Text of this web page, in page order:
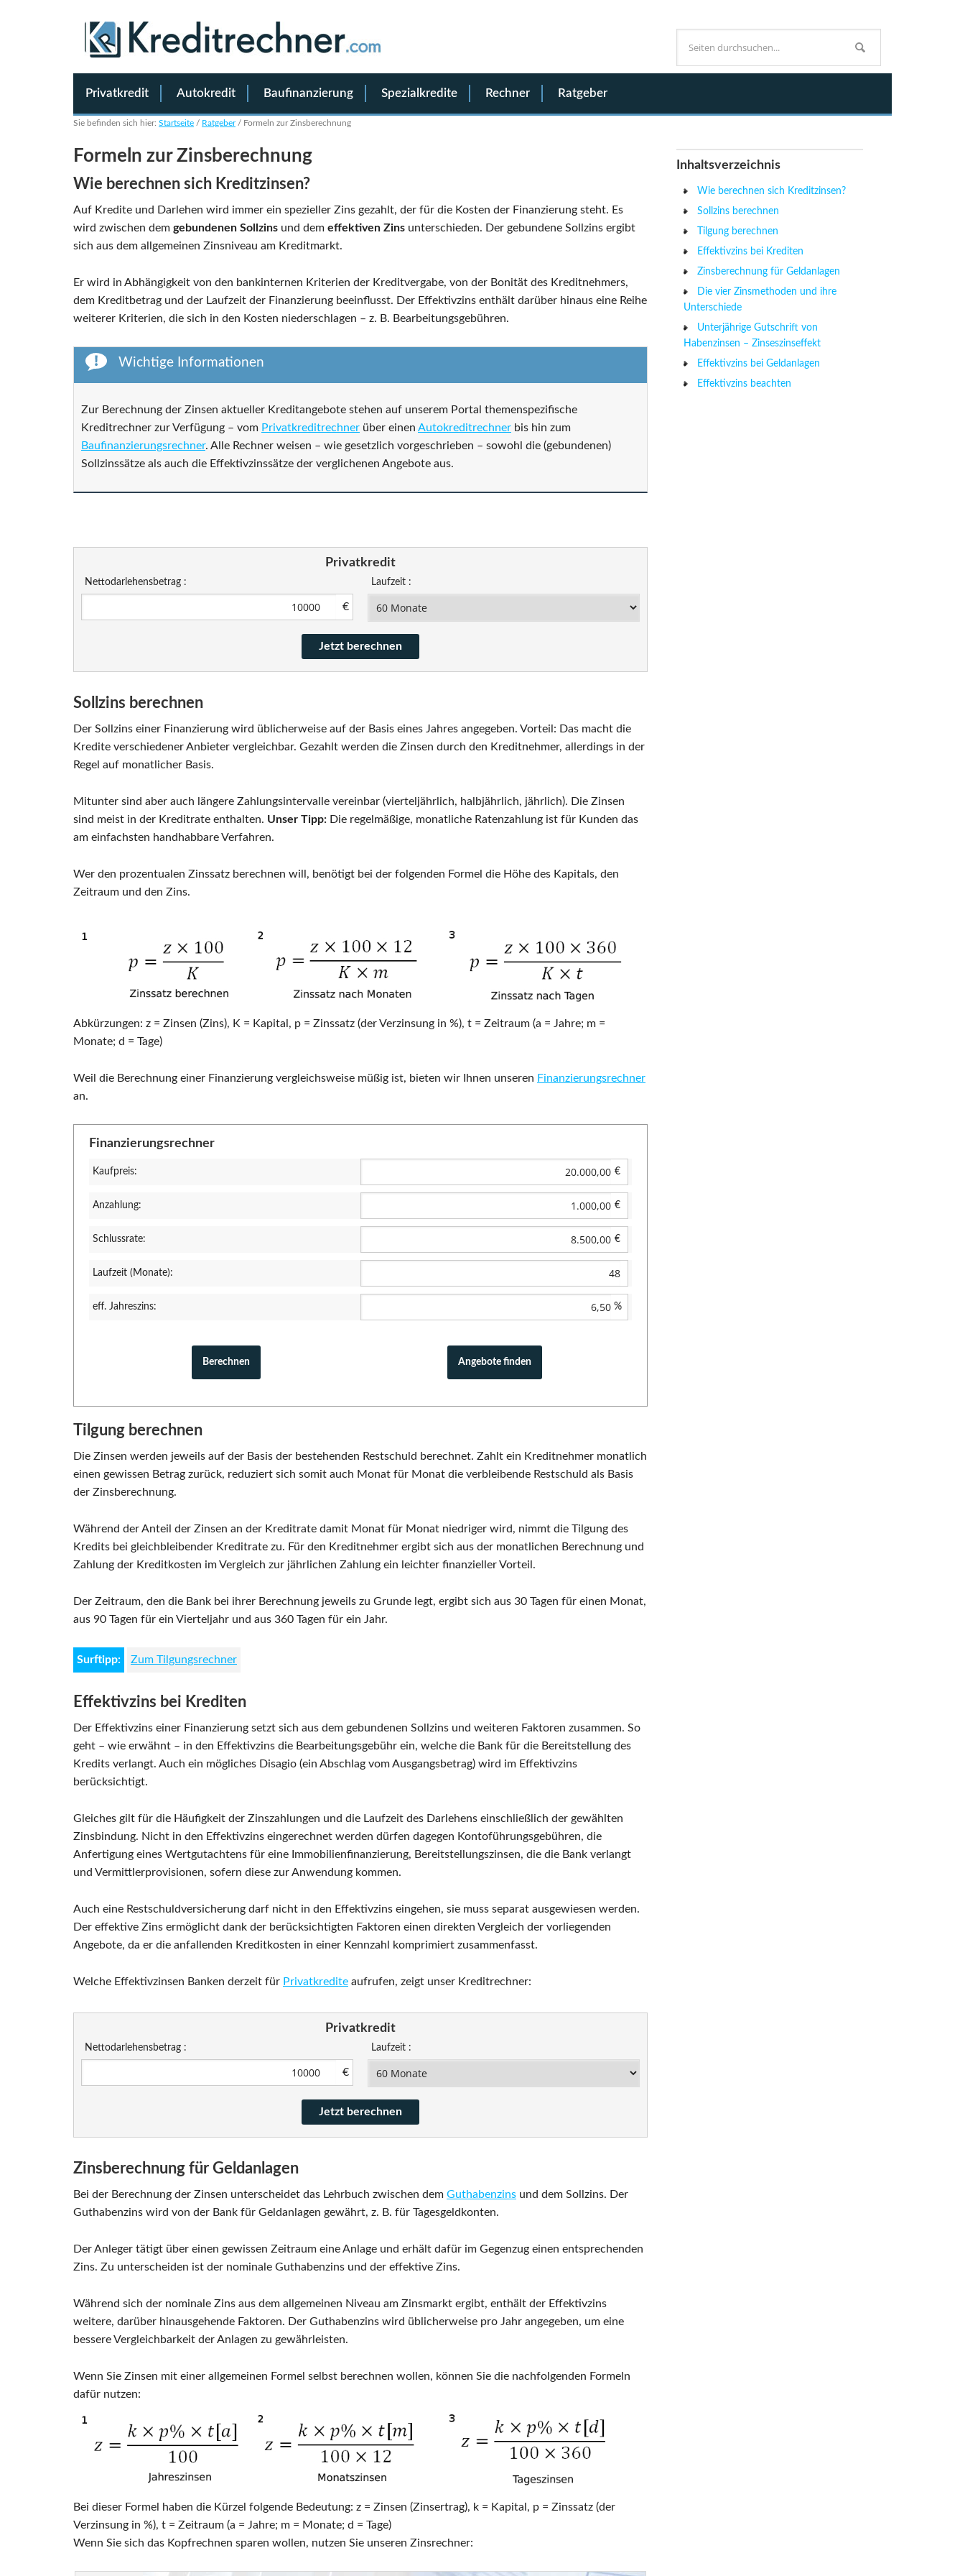
Privatkredit Autokredit Baufinanzierung Spezialkredite Rechner Ratgeber
Sie befinden sich hier: Startseite / Ratgeber / Formeln zur Zinsberechnung
Formeln zur Zinsberechnung
Wie berechnen sich Kreditzinsen?
Auf Kredite und Darlehen wird immer ein spezieller Zins gezahlt, der für die Kosten der Finanzierung steht. Es
wird zwischen dem gebundenen Sollzins und dem effektiven Zins unterschieden. Der gebundene Sollzins ergibt
sich aus dem allgemeinen Zinsniveau am Kreditmarkt.
Er wird in Abhängigkeit von den bankinternen Kriterien der Kreditvergabe, von der Bonität des Kreditnehmers,
dem Kreditbetrag und der Laufzeit der Finanzierung beeinflusst. Der Effektivzins enthält darüber hinaus eine Reihe
weiterer Kriterien, die sich in den Kosten niederschlagen – z. B. Bearbeitungsgebühren.
Wichtige Informationen
Zur Berechnung der Zinsen aktueller Kreditangebote stehen auf unserem Portal themenspezifische
Kreditrechner zur Verfügung – vom Privatkreditrechner über einen Autokreditrechner bis hin zum
Baufinanzierungsrechner. Alle Rechner weisen – wie gesetzlich vorgeschrieben – sowohl die (gebundenen)
Sollzinssätze als auch die Effektivzinssätze der verglichenen Angebote aus.
Privatkredit
Nettodarlehensbetrag :
€
Laufzeit :
Sollzins berechnen
Der Sollzins einer Finanzierung wird üblicherweise auf der Basis eines Jahres angegeben. Vorteil: Das macht die
Kredite verschiedener Anbieter vergleichbar. Gezahlt werden die Zinsen durch den Kreditnehmer, allerdings in der
Regel auf monatlicher Basis.
Mitunter sind aber auch längere Zahlungsintervalle vereinbar (vierteljährlich, halbjährlich, jährlich). Die Zinsen
sind meist in der Kreditrate enthalten. Unser Tipp: Die regelmäßige, monatliche Ratenzahlung ist für Kunden das
am einfachsten handhabbare Verfahren.
Wer den prozentualen Zinssatz berechnen will, benötigt bei der folgenden Formel die Höhe des Kapitals, den
Zeitraum und den Zins.
Abkürzungen: z = Zinsen (Zins), K = Kapital, p = Zinssatz (der Verzinsung in %), t = Zeitraum (a = Jahre; m =
Monate; d = Tage)
Weil die Berechnung einer Finanzierung vergleichsweise müßig ist, bieten wir Ihnen unseren Finanzierungsrechner
an.
Finanzierungsrechner
Kaufpreis: €
Anzahlung: €
Schlussrate: €
Laufzeit (Monate):
eff. Jahreszins: %
Tilgung berechnen
Die Zinsen werden jeweils auf der Basis der bestehenden Restschuld berechnet. Zahlt ein Kreditnehmer monatlich
einen gewissen Betrag zurück, reduziert sich somit auch Monat für Monat die verbleibende Restschuld als Basis
der Zinsberechnung.
Während der Anteil der Zinsen an der Kreditrate damit Monat für Monat niedriger wird, nimmt die Tilgung des
Kredits bei gleichbleibender Kreditrate zu. Für den Kreditnehmer ergibt sich aus der monatlichen Berechnung und
Zahlung der Kreditkosten im Vergleich zur jährlichen Zahlung ein leichter finanzieller Vorteil.
Der Zeitraum, den die Bank bei ihrer Berechnung jeweils zu Grunde legt, ergibt sich aus 30 Tagen für einen Monat,
aus 90 Tagen für ein Vierteljahr und aus 360 Tagen für ein Jahr.
Surftipp: Zum Tilgungsrechner
Effektivzins bei Krediten
Der Effektivzins einer Finanzierung setzt sich aus dem gebundenen Sollzins und weiteren Faktoren zusammen. So
geht – wie erwähnt – in den Effektivzins die Bearbeitungsgebühr ein, welche die Bank für die Bereitstellung des
Kredits verlangt. Auch ein mögliches Disagio (ein Abschlag vom Ausgangsbetrag) wird im Effektivzins
berücksichtigt.
Gleiches gilt für die Häufigkeit der Zinszahlungen und die Laufzeit des Darlehens einschließlich der gewählten
Zinsbindung. Nicht in den Effektivzins eingerechnet werden dürfen dagegen Kontoführungsgebühren, die
Anfertigung eines Wertgutachtens für eine Immobilienfinanzierung, Bereitstellungszinsen, die die Bank verlangt
und Vermittlerprovisionen, sofern diese zur Anwendung kommen.
Auch eine Restschuldversicherung darf nicht in den Effektivzins eingehen, sie muss separat ausgewiesen werden.
Der effektive Zins ermöglicht dank der berücksichtigten Faktoren einen direkten Vergleich der vorliegenden
Angebote, da er die anfallenden Kreditkosten in einer Kennzahl komprimiert zusammenfasst.
Welche Effektivzinsen Banken derzeit für Privatkredite aufrufen, zeigt unser Kreditrechner:
Privatkredit
Nettodarlehensbetrag :
€
Laufzeit :
Zinsberechnung für Geldanlagen
Bei der Berechnung der Zinsen unterscheidet das Lehrbuch zwischen dem Guthabenzins und dem Sollzins. Der
Guthabenzins wird von der Bank für Geldanlagen gewährt, z. B. für Tagesgeldkonten.
Der Anleger tätigt über einen gewissen Zeitraum eine Anlage und erhält dafür im Gegenzug einen entsprechenden
Zins. Zu unterscheiden ist der nominale Guthabenzins und der effektive Zins.
Während sich der nominale Zins aus dem allgemeinen Niveau am Zinsmarkt ergibt, enthält der Effektivzins
weitere, darüber hinausgehende Faktoren. Der Guthabenzins wird üblicherweise pro Jahr angegeben, um eine
bessere Vergleichbarkeit der Anlagen zu gewährleisten.
Wenn Sie Zinsen mit einer allgemeinen Formel selbst berechnen wollen, können Sie die nachfolgenden Formeln
dafür nutzen:
Bei dieser Formel haben die Kürzel folgende Bedeutung: z = Zinsen (Zinsertrag), k = Kapital, p = Zinssatz (der
Verzinsung in %), t = Zeitraum (a = Jahre; m = Monate; d = Tage)
Wenn Sie sich das Kopfrechnen sparen wollen, nutzen Sie unseren Zinsrechner:
Inhaltsverzeichnis
Wie berechnen sich Kreditzinsen?
Sollzins berechnen
Tilgung berechnen
Effektivzins bei Krediten
Zinsberechnung für Geldanlagen
Die vier Zinsmethoden und ihre
Unterschiede
Unterjährige Gutschrift von
Habenzinsen – Zinseszinseffekt
Effektivzins bei Geldanlagen
Effektivzins beachten